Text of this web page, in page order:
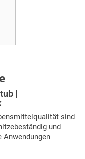
|
sind
und
Anwendungen